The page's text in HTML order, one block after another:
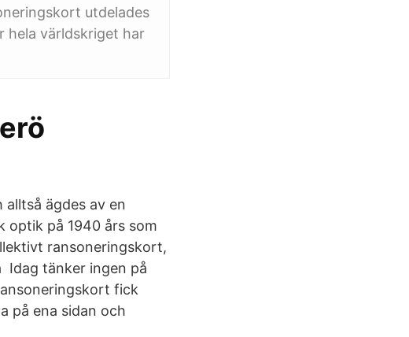
utdelades
hela världskriget har
ägdes av en
optik på 1940 års som
ransoneringskort,
Idag tänker ingen på
fick
på ena sidan och